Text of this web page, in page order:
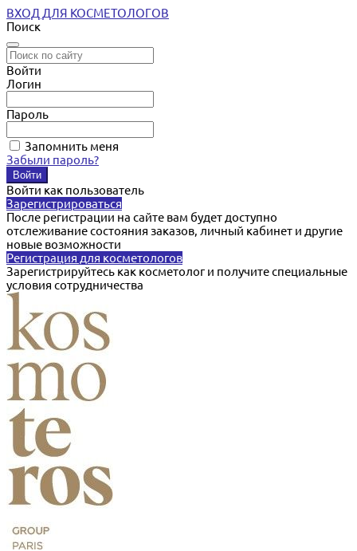
ВХОД ДЛЯ КОСМЕТОЛОГОВ
Поиск
Войти
Логин
Пароль
Запомнить меня
Забыли пароль?
Войти как пользователь
Зарегистрироваться
После регистрации на сайте вам будет доступно
отслеживание состояния заказов, личный кабинет и другие
новые возможности
Регистрация для косметологов
Зарегистрируйтесь как косметолог и получите специальные
условия сотрудничества